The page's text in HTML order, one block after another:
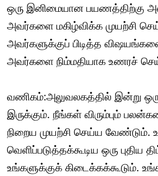
ஒரு இனிமையான பயணத்திற்கு
அவர்களை மகிழ்விக்க முயற்சி
அவர்களுக்குப் பிடித்த
அவர்களை நிம்மதியாக உணரச்
வணிகம்:அலுவலகத்தில் இன்று
இருக்கும். நீங்கள் விரும்பும்
நிறைய முயற்சி செய்ய
வெளிப்படுத்தக்கூடிய ஒரு புதிய
உங்களுக்குக் கிடைக்கக்கூடும்.